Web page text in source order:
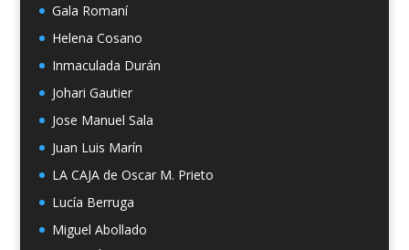
Gala Romaní
Helena Cosano
Inmaculada Durán
Johari Gautier
Jose Manuel Sala
Juan Luis Marín
LA CAJA de Oscar M. Prieto
Lucía Berruga
Miguel Abollado